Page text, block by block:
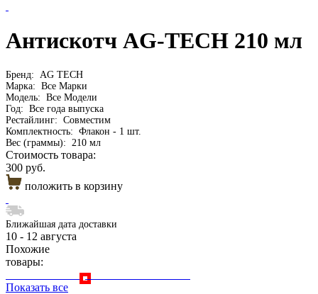
Антискотч AG-TECH 210 мл
Бренд:
AG TECH
Марка: Все Марки
Модель: Все Модели
Год: Все года выпуска
Рестайлинг: Совместим
Комплектность: Флакон - 1 шт.
Вес (граммы):
210 мл
Стоимость товара:
300 руб.
положить в корзину
Ближайшая дата доставки
10 - 12 августа
Похожие
товары:
Показать все